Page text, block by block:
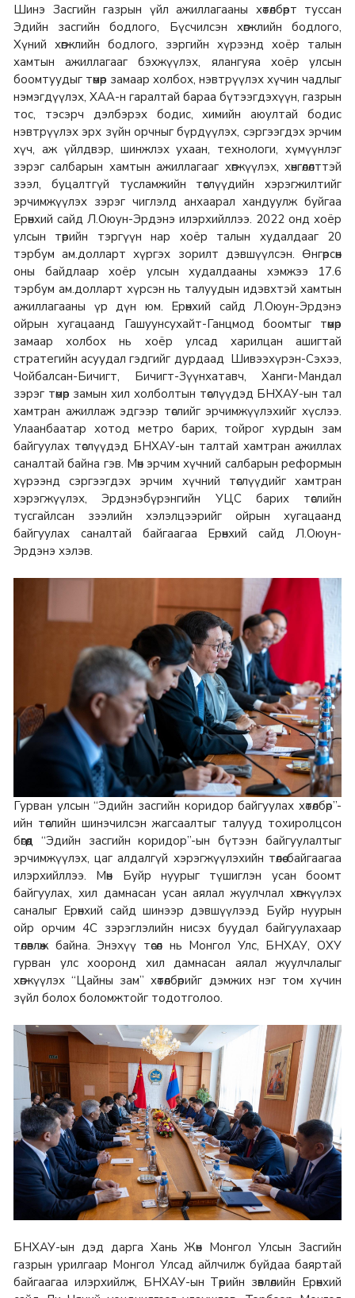
Шинэ Засгийн газрын үйл ажиллагааны хөтөлбөрт туссан
Эдийн засгийн бодлого, Бүсчилсэн хөгжлийн бодлого,
Хүний хөгжлийн бодлого, зэргийн хүрээнд хоёр талын
хамтын ажиллагааг бэхжүүлэх, ялангуяа хоёр улсын
боомтуудыг төмөр замаар холбох, нэвтрүүлэх хүчин чадлыг
нэмэгдүүлэх, ХАА-н гаралтай бараа бүтээгдэхүүн, газрын
тос, тэсэрч дэлбэрэх бодис, химийн аюултай бодис
нэвтрүүлэх эрх зүйн орчныг бүрдүүлэх, сэргээгдэх эрчим
хүч, аж үйлдвэр, шинжлэх ухаан, технологи, хүмүүнлэг
зэрэг салбарын хамтын ажиллагааг хөгжүүлэх, хөнгөлөлттэй
зээл, буцалтгүй тусламжийн төслүүдийн хэрэгжилтийг
эрчимжүүлэх зэрэг чиглэлд анхаарал хандуулж буйгаа
Ерөнхий сайд Л.Оюун-Эрдэнэ илэрхийллээ. 2022 онд хоёр
улсын төрийн тэргүүн нар хоёр талын худалдааг 20
тэрбум ам.долларт хүргэх зорилт дэвшүүлсэн. Өнгөрсөн
оны байдлаар хоёр улсын худалдааны хэмжээ 17.6
тэрбум ам.долларт хүрсэн нь талуудын идэвхтэй хамтын
ажиллагааны үр дүн юм. Ерөнхий сайд Л.Оюун-Эрдэнэ
ойрын хугацаанд Гашуунсухайт-Ганцмод боомтыг төмөр
замаар холбох нь хоёр улсад харилцан ашигтай
стратегийн асуудал гэдгийг дурдаад Шивээхүрэн-Сэхээ,
Чойбалсан-Бичигт, Бичигт-Зүүнхатавч, Ханги-Мандал
зэрэг төмөр замын хил холболтын төслүүдэд БНХАУ-ын тал
хамтран ажиллаж эдгээр төслийг эрчимжүүлэхийг хүслээ.
Улаанбаатар хотод метро барих, тойрог хурдын зам
байгуулах төслүүдэд БНХАУ-ын талтай хамтран ажиллах
саналтай байна гэв. Мөн эрчим хүчний салбарын реформын
хүрээнд сэргээгдэх эрчим хүчний төслүүдийг хамтран
хэрэгжүүлэх, Эрдэнэбүрэнгийн УЦС барих төслийн
тусгайлсан зээлийн хэлэлцээрийг ойрын хугацаанд
байгуулах саналтай байгаагаа Ерөнхий сайд Л.Оюун-
Эрдэнэ хэлэв.
Гурван улсын “Эдийн засгийн коридор байгуулах хөтөлбөр”-
ийн төслийн шинэчилсэн жагсаалтыг талууд тохиролцсон
бөгөөд “Эдийн засгийн коридор”-ын бүтээн байгуулалтыг
эрчимжүүлэх, цаг алдалгүй хэрэгжүүлэхийн төлөө байгаагаа
илэрхийллээ. Мөн Буйр нуурыг түшиглэн усан боомт
байгуулах, хил дамнасан усан аялал жуулчлал хөгжүүлэх
саналыг Ерөнхий сайд шинээр дэвшүүлээд Буйр нуурын
ойр орчим 4C зэрэглэлийн нисэх буудал байгуулахаар
төлөвлөж байна. Энэхүү төсөл нь Монгол Улс, БНХАУ, ОХУ
гурван улс хооронд хил дамнасан аялал жуулчлалыг
хөгжүүлэх “Цайны зам” хөтөлбөрийг дэмжих нэг том хүчин
зүйл болох боломжтойг тодотголоо.
БНХАУ-ын дэд дарга Хань Жөн Монгол Улсын Засгийн
газрын урилгаар Монгол Улсад айлчилж буйдаа баяртай
байгаагаа илэрхийлж, БНХАУ-ын Төрийн зөвлөлийн Ерөнхий